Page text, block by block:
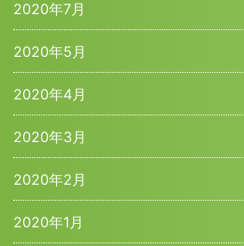
2020年7月
2020年5月
2020年4月
2020年3月
2020年2月
2020年1月